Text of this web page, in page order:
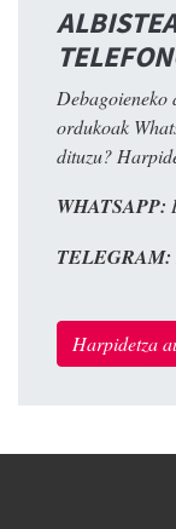
Debagoieneko
ordukoak
dituzu?
WHATSAPP:
TELEGRAM:
Harpidetza